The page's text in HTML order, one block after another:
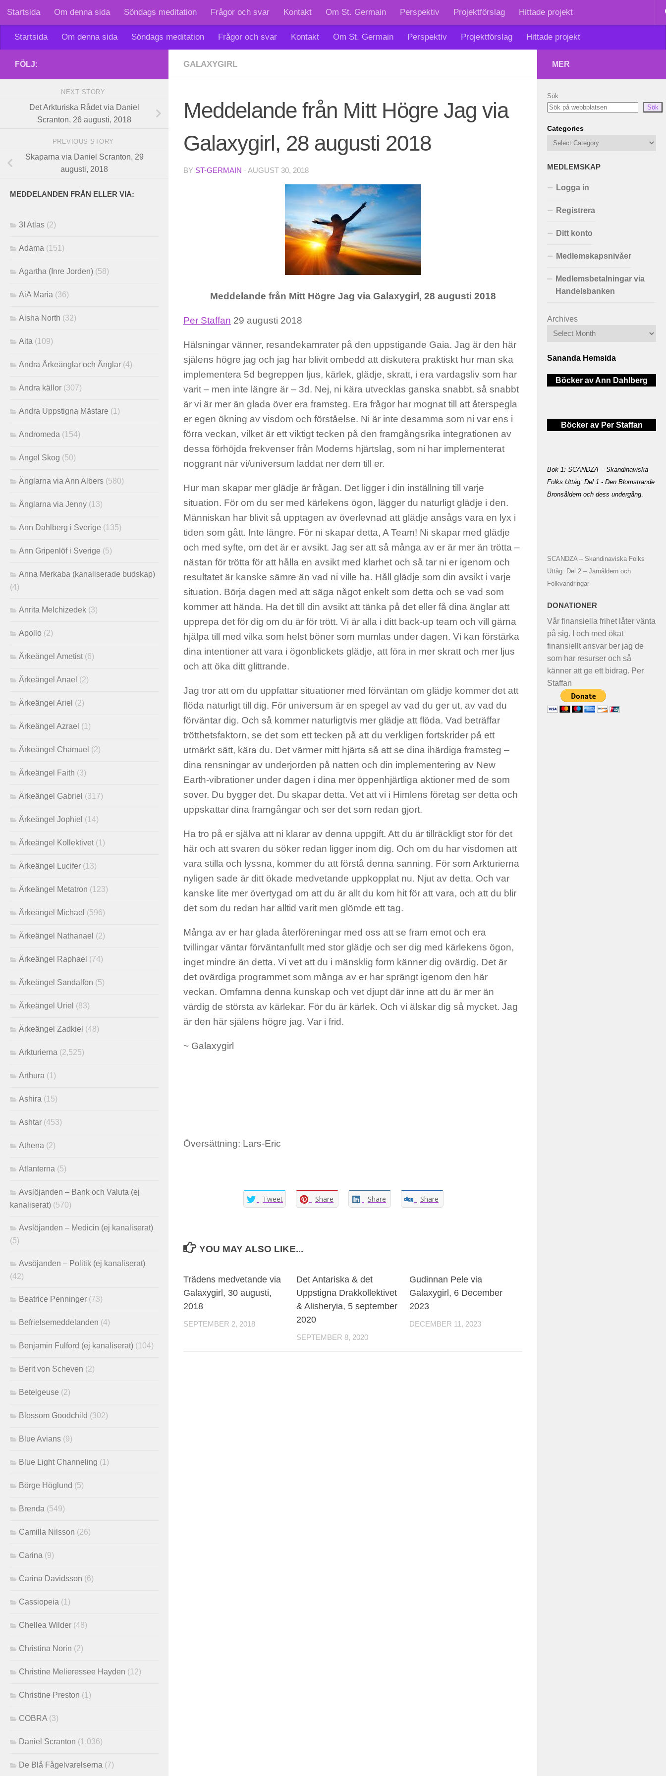
Skip to content
Startsida Om denna sida Söndags meditation Frågor och svar Kontakt Om St. Germain Perspektiv Projektförslag Hittade projekt
Startsida Om denna sida Söndags meditation Frågor och svar Kontakt Om St. Germain Perspektiv Projektförslag Hittade projekt
GALAXYGIRL
Meddelande från Mitt Högre Jag via
Galaxygirl, 28 augusti 2018
BY ST-GERMAIN · AUGUST 30, 2018
Meddelande från Mitt Högre Jag via Galaxygirl, 28 augusti 2018
Per Staffan 29 augusti 2018
Hälsningar vänner, resandekamrater på den uppstigande Gaia. Jag är den här
själens högre jag och jag har blivit ombedd att diskutera praktiskt hur man ska
implementera 5d begreppen ljus, kärlek, glädje, skratt, i era vardagsliv som har
varit – men inte längre är – 3d. Nej, ni kära utvecklas ganska snabbt, så snabbt
är vi är mer än glada över era framsteg. Era frågor har mognat till att återspegla
er egen ökning av visdom och förståelse. Ni är inte desamma som ni var ens i
förra veckan, vilket är ett viktigt tecken på den framgångsrika integrationen av
dessa förhöjda frekvenser från Moderns hjärtslag, som ni har implementerat
noggrant när vi/universum laddat ner dem till er.
Hur man skapar mer glädje är frågan. Det ligger i din inställning till varje
situation. För om du ser med kärlekens ögon, lägger du naturligt glädje i den.
Människan har blivit så upptagen av överlevnad att glädje ansågs vara en lyx i
tiden som gått. Inte längre. För ni skapar detta, A Team! Ni skapar med glädje
och med syfte, om det är er avsikt. Jag ser att så många av er är mer än trötta –
nästan för trötta för att hålla en avsikt med klarhet och så tar ni er igenom och
resultatet är kanske sämre än vad ni ville ha. Håll glädje som din avsikt i varje
situation. Börja dagen med att säga något enkelt som detta och se vad som
kommer att hända. Ha det till din avsikt att tänka på det eller få dina änglar att
upprepa det för dig om du är för trött. Vi är alla i ditt back-up team och vill gärna
hjälpa till med vilka som helst böner som mumlas under dagen. Vi kan förstärka
dina intentioner att vara i ögonblickets glädje, att föra in mer skratt och mer ljus
och att öka ditt glittrande.
Jag tror att om du uppfattar situationer med förväntan om glädje kommer det att
flöda naturligt till dig. För universum är en spegel av vad du ger ut, av vad du
förväntar dig. Och så kommer naturligtvis mer glädje att flöda. Vad beträffar
trötthetsfaktorn, se det som ett tecken på att du verkligen fortskrider på ett
utmärkt sätt, kära du. Det värmer mitt hjärta så att se dina ihärdiga framsteg –
dina rensningar av underjorden på natten och din implementering av New
Earth-vibrationer under dagen i dina mer öppenhjärtliga aktioner med de som
sover. Du bygger det. Du skapar detta. Vet att vi i Himlens företag ser detta och
uppskattar dina framgångar och ser det som redan gjort.
Ha tro på er själva att ni klarar av denna uppgift. Att du är tillräckligt stor för det
här och att svaren du söker redan ligger inom dig. Och om du har visdomen att
vara stilla och lyssna, kommer du att förstå denna sanning. För som Arkturierna
nyligen sade är ditt ökade medvetande uppkopplat nu. Njut av detta. Och var
kanske lite mer övertygad om att du är allt du kom hit för att vara, och att du blir
det som du redan har alltid varit men glömde ett tag.
Många av er har glada återföreningar med oss att se fram emot och era
tvillingar väntar förväntanfullt med stor glädje och ser dig med kärlekens ögon,
inget mindre än detta. Vi vet att du i mänsklig form känner dig ovärdig. Det är
det ovärdiga programmet som många av er har sprängt igenom den här
veckan. Omfamna denna kunskap och vet djupt där inne att du är mer än
värdig de största av kärlekar. För du är kärlek. Och vi älskar dig så mycket. Jag
är den här själens högre jag. Var i frid.
~ Galaxygirl
Översättning: Lars-Eric
Tweet Share Share Share
YOU MAY ALSO LIKE...
Trädens medvetande via
Galaxygirl, 30 augusti,
2018
SEPTEMBER 2, 2018
Det Antariska & det
Uppstigna Drakkollektivet
& Alisheryia, 5 september
2020
SEPTEMBER 8, 2020
Gudinnan Pele via
Galaxygirl, 6 December
2023
DECEMBER 11, 2023
FÖLJ:
NEXT STORY
Det Arkturiska Rådet via Daniel
Scranton, 26 augusti, 2018
PREVIOUS STORY
Skaparna via Daniel Scranton, 29
augusti, 2018
MEDDELANDEN FRÅN ELLER VIA:
3I Atlas (2)
Adama (151)
Agartha (Inre Jorden) (58)
AiA Maria (36)
Aisha North (32)
Aita (109)
Andra Ärkeänglar och Änglar (4)
Andra källor (307)
Andra Uppstigna Mästare (1)
Andromeda (154)
Angel Skog (50)
Änglarna via Ann Albers (580)
Änglarna via Jenny (13)
Ann Dahlberg i Sverige (135)
Ann Gripenlöf i Sverige (5)
Anna Merkaba (kanaliserade budskap)
(4)
Anrita Melchizedek (3)
Apollo (2)
Ärkeängel Ametist (6)
Ärkeängel Anael (2)
Ärkeängel Ariel (2)
Ärkeängel Azrael (1)
Ärkeängel Chamuel (2)
Ärkeängel Faith (3)
Ärkeängel Gabriel (317)
Ärkeängel Jophiel (14)
Ärkeängel Kollektivet (1)
Ärkeängel Lucifer (13)
Ärkeängel Metatron (123)
Ärkeängel Michael (596)
Ärkeängel Nathanael (2)
Ärkeängel Raphael (74)
Ärkeängel Sandalfon (5)
Ärkeängel Uriel (83)
Ärkeängel Zadkiel (48)
Arkturierna (2,525)
Arthura (1)
Ashira (15)
Ashtar (453)
Athena (2)
Atlanterna (5)
Avslöjanden – Bank och Valuta (ej
kanaliserat) (570)
Avslöjanden – Medicin (ej kanaliserat)
(5)
Avsöjanden – Politik (ej kanaliserat)
(42)
Beatrice Penninger (73)
Befrielsemeddelanden (4)
Benjamin Fulford (ej kanaliserat) (104)
Berit von Scheven (2)
Betelgeuse (2)
Blossom Goodchild (302)
Blue Avians (9)
Blue Light Channeling (1)
Börge Höglund (5)
Brenda (549)
Camilla Nilsson (26)
Carina (9)
Carina Davidsson (6)
Cassiopeia (1)
Chellea Wilder (48)
Christina Norin (2)
Christine Melieressee Hayden (12)
Christine Preston (1)
COBRA (3)
Daniel Scranton (1,036)
De Blå Fågelvarelserna (7)
MER
Sök
Sök
Categories
MEDLEMSKAP
Logga in
Registrera
Ditt konto
Medlemskapsnivåer
Medlemsbetalningar via
Handelsbanken
Archives
Sananda Hemsida
Böcker av Ann Dahlberg
Böcker av Per Staffan
Bok 1: SCANDZA – Skandinaviska
Folks Uttåg: Del 1 - Den Blomstrande
Bronsåldern och dess undergång.
SCANDZA – Skandinaviska Folks
Uttåg: Del 2 – Järnåldern och
Folkvandringar
DONATIONER
Vår finansiella frihet låter vänta
på sig. I och med ökat
finansiellt ansvar ber jag de
som har resurser och så
känner att ge ett bidrag. Per
Staffan